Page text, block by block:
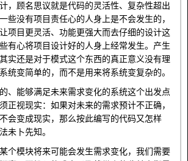
，顾名思议就是代码的灵活性、复杂性超出
些没有项目责任心的人身上是不会发生的，
项目更灵活、功能更强大而去仔细的设计这
有心将项目设计好的人身上经常发生。产生
实还是对于模式这个东西的真正意义没有理
统变简单的，而不是用来将系统变复杂的。
、能够满足未来需求变化的系统这个出发点
正视现实：如果对未来的需求预计不正确，
会变成现实，那么按此编写的代码又怎样
未卜先知。
个模块将来可能会发生需求变化，我们需要